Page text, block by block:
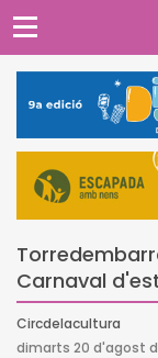
Carnaval
Circdelacultura
dimarts 20 d'agost